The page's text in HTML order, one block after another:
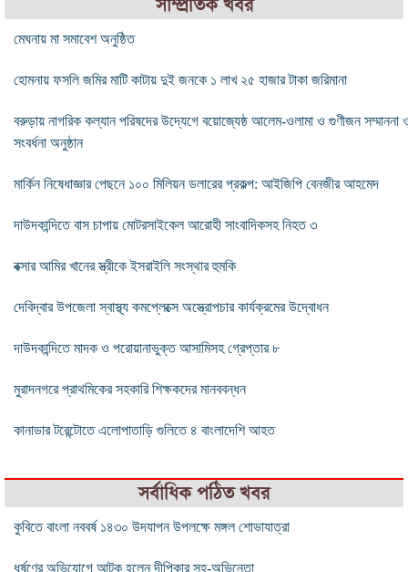
সাম্প্রতিক খবর
মেঘনায় মা সমাবেশ অনুষ্ঠিত
হোমনায় ফসলি জমির মাটি কাটায় দুই জনকে ১ লাখ ২৫ হাজার টাকা জরিমানা
বরুড়ায় নাগরিক কল্যান পরিষদের উদ্যেগে বয়োজ্যেষ্ঠ আলেম-ওলামা ও গুণীজন সম্মাননা
সংবর্ধনা অনুষ্ঠান
মার্কিন নিষেধাজ্ঞার পেছনে ১০০ মিলিয়ন ডলারের প্রকল্প: আইজিপি বেনজীর আহমেদ
দাউদকান্দিতে বাস চাপায় মোটরসাইকেল আরোহী সাংবাদিকসহ নিহত ৩
বক্সার আমির খানের স্ত্রীকে ইসরাইলি সংস্থার হুমকি
দেবিদ্বার উপজেলা স্বাস্থ্য কমপ্লেক্সে অস্ত্রোপচার কার্যক্রমের উদ্বোধন
দাউদকান্দিতে মাদক ও পরোয়ানাভুক্ত আসামিসহ গ্রেপ্তার ৮
মুরাদনগরে প্রাথমিকের সহকারি শিক্ষকদের মানববন্ধন
কানাডার টরেন্টোতে এলোপাতাড়ি গুলিতে ৪ বাংলাদেশি আহত
সর্বাধিক পঠিত খবর
কুবিতে বাংলা নববর্ষ ১৪৩০ উদযাপন উপলক্ষে মঙ্গল শোভাযাত্রা
ধর্ষণের অভিযোগে আটক হলেন দীপিকার সহ-অভিনেতা